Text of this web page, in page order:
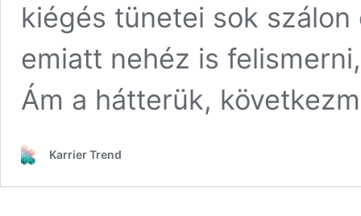
kiégés tünetei sok
emiatt nehéz is
Ám a hátterük,
Karrier Trend